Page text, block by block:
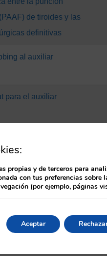
de tiroides y las
definitivas
al auxiliar
para el auxiliar
respiratoria
Cáceres
variantes de SARS-
propias y de terceros para
con tus preferencias sobre
(por ejemplo, páginas
Aceptar